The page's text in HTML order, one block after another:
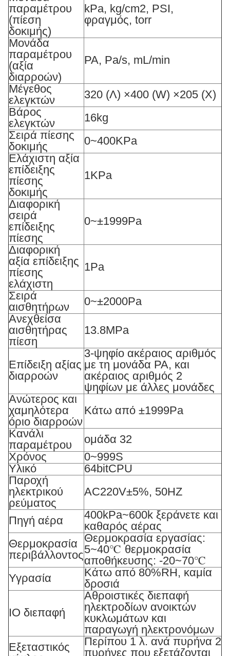
παραμέτρου
(πίεση
δοκιμής)
kPa, kg/cm2, PSI,
φραγμός, torr
Μονάδα
παραμέτρου
(αξία
διαρροών)
PA, Pa/s, mL/min
Μέγεθος
ελεγκτών
320 (Λ) ×400 (W) ×205 (Χ)
Βάρος
ελεγκτών
16kg
Σειρά πίεσης
δοκιμής
0~400KPa
Ελάχιστη αξία
επίδειξης
πίεσης
δοκιμής
1KPa
Διαφορική
σειρά
επίδειξης
πίεσης
0~±1999Pa
Διαφορική
αξία επίδειξης
πίεσης
ελάχιστη
1Pa
Σειρά
αισθητήρων
0~±2000Pa
Ανεχθείσα
αισθητήρας
πίεση
13.8MPa
Επίδειξη αξίας
διαρροών
3-ψηφίο ακέραιος αριθμός
με τη μονάδα PA, και
ακέραιος αριθμός 2
ψηφίων με άλλες μονάδες
Ανώτερος και
χαμηλότερα
όριο διαρροών
Κάτω από ±1999Pa
Κανάλι
παραμέτρου
ομάδα 32
Χρόνος
0~999S
Υλικό
64bitCPU
Παροχή
ηλεκτρικού
ρεύματος
AC220V±5%, 50HZ
Πηγή αέρα
400kPa~600k ξεράνετε και
καθαρός αέρας
Θερμοκρασία
περιβάλλοντος
Θερμοκρασία εργασίας:
5~40℃ θερμοκρασία
αποθήκευσης: -20~70℃
Υγρασία
Κάτω από 80%RH, καμία
δροσιά
IO διεπαφή
Αθροιστικές διεπαφή
ηλεκτροδίων ανοικτών
κυκλωμάτων και
παραγωγή ηλεκτρονόμων
Εξεταστικός
Περίπου 1 λ. ανά πυρήνα 2
πυρήνες που εξετάζονται